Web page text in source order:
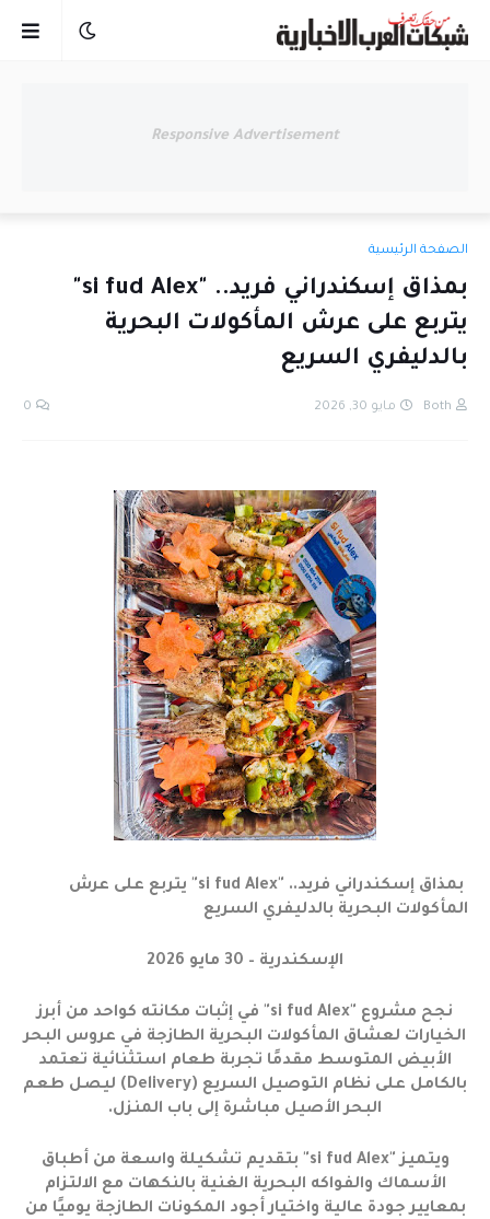
Responsive Advertisement
الصفحة الرئيسية
بمذاق إسكندراني فريد.. "si fud Alex"
يتربع على عرش المأكولات البحرية
بالدليفري السريع
Both مايو 30, 2026 0
بمذاق إسكندراني فريد.. "si fud Alex" يتربع على عرش
المأكولات البحرية بالدليفري السريع
الإسكندرية – 30 مايو 2026
نجح مشروع "si fud Alex" في إثبات مكانته كواحد من أبرز
الخيارات لعشاق المأكولات البحرية الطازجة في عروس البحر
الأبيض المتوسط مقدمًا تجربة طعام استثنائية تعتمد
بالكامل على نظام التوصيل السريع (Delivery) ليصل طعم
البحر الأصيل مباشرة إلى باب المنزل.
ويتميز "si fud Alex" بتقديم تشكيلة واسعة من أطباق
الأسماك والفواكه البحرية الغنية بالنكهات مع الالتزام
بمعايير جودة عالية واختيار أجود المكونات الطازجة يوميًا من